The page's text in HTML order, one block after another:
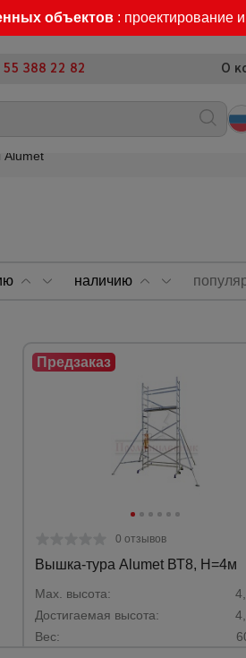
объектов : проектирование
388 22 82 О
Alumet
наличию
0 отзывов
Вышка-тура Alumet ВТ8, Н=4м
Max. высота:
Достигаемая высота:
Вес: